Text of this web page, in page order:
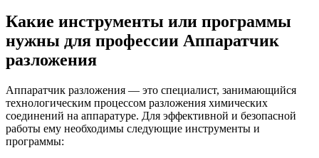
Какие инструменты или программы
нужны для профессии Аппаратчик
разложения
Аппаратчик разложения — это специалист, занимающийся
технологическим процессом разложения химических
соединений на аппаратуре. Для эффективной и безопасной
работы ему необходимы следующие инструменты и
программы: